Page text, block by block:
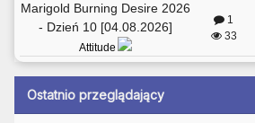
Marigold Burning Desire 2026
- Dzień 10 [04.08.2026]
Attitude
1
33
Ostatnio przeglądający